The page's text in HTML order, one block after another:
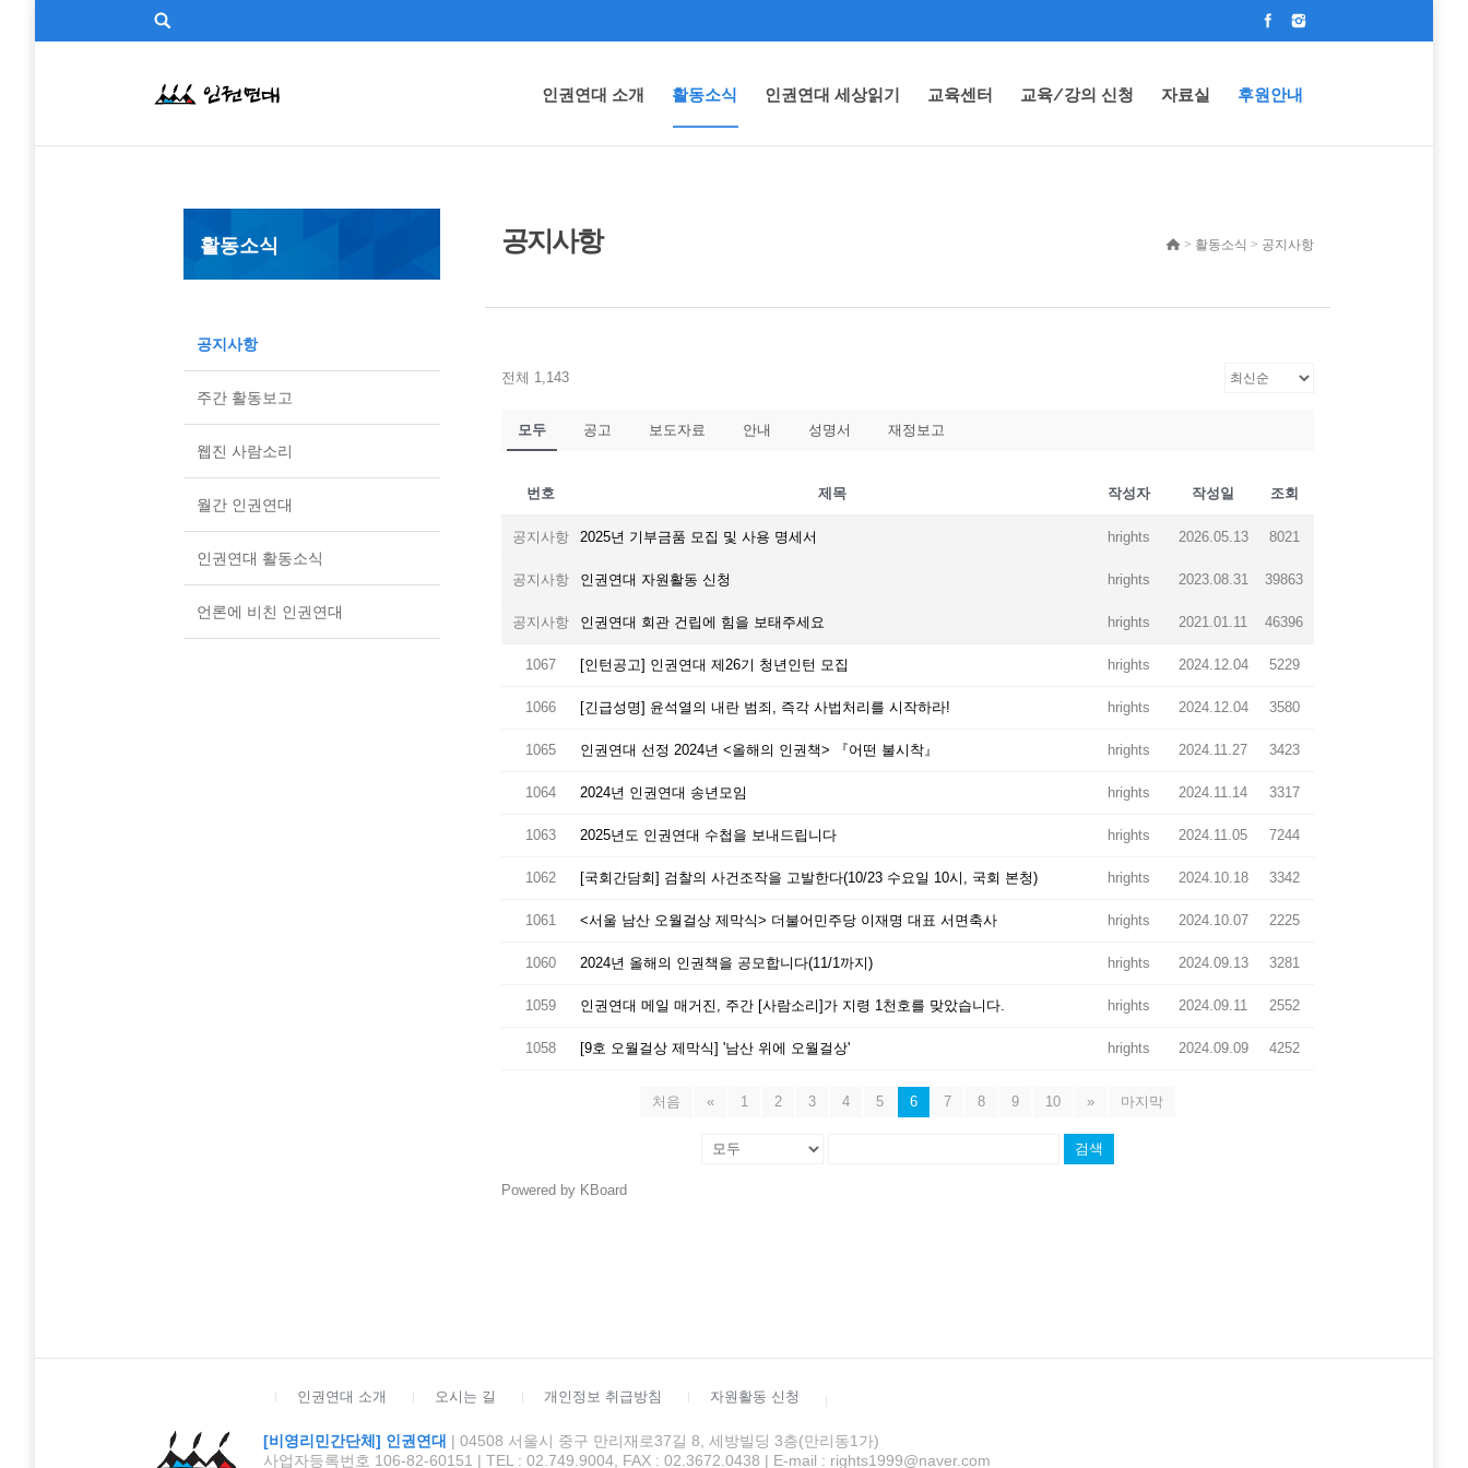
인권연대 소개 활동소식 인권연대 세상읽기 교육센터 교육/강의 신청 자료실 후원안내
활동소식
공지사항
주간 활동보고
웹진 사람소리
월간 인권연대
인권연대 활동소식
언론에 비친 인권연대
공지사항 > 활동소식 > 공지사항
전체 1,143
모두 공고 보도자료 안내 성명서 재정보고
번호 제목 작성자 작성일 조회
공지사항 2025년 기부금품 모집 및 사용 명세서 hrights 2026.05.13 8021
공지사항 인권연대 자원활동 신청 hrights 2023.08.31 39863
공지사항 인권연대 회관 건립에 힘을 보태주세요 hrights 2021.01.11 46396
1067 [인턴공고] 인권연대 제26기 청년인턴 모집 hrights 2024.12.04 5229
1066 [긴급성명] 윤석열의 내란 범죄, 즉각 사법처리를 시작하라! hrights 2024.12.04 3580
1065 인권연대 선정 2024년 <올해의 인권책> 『어떤 불시착』 hrights 2024.11.27 3423
1064 2024년 인권연대 송년모임 hrights 2024.11.14 3317
1063 2025년도 인권연대 수첩을 보내드립니다 hrights 2024.11.05 7244
1062 [국회간담회] 검찰의 사건조작을 고발한다(10/23 수요일 10시, 국회 본청) hrights 2024.10.18 3342
1061 <서울 남산 오월걸상 제막식> 더불어민주당 이재명 대표 서면축사 hrights 2024.10.07 2225
1060 2024년 올해의 인권책을 공모합니다(11/1까지) hrights 2024.09.13 3281
1059 인권연대 메일 매거진, 주간 [사람소리]가 지령 1천호를 맞았습니다. hrights 2024.09.11 2552
1058 [9호 오월걸상 제막식] '남산 위에 오월걸상' hrights 2024.09.09 4252
처음 « 1 2 3 4 5 6 7 8 9 10 » 마지막
검색
Powered by KBoard
인권연대 소개 오시는 길 개인정보 취급방침 자원활동 신청
[비영리민간단체] 인권연대 | 04508 서울시 중구 만리재로37길 8, 세방빌딩 3층(만리동1가)
사업자등록번호 106-82-60151 | TEL : 02.749.9004, FAX : 02.3672.0438 | E-mail : rights1999@naver.com